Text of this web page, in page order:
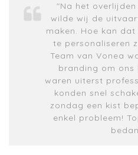
"Na het
wilde wij de
maken. Hoe kan
te personaliseren
Team van Vonea
branding om ons
waren uiterst
konden snel
zondag een kist
enkel probleem!